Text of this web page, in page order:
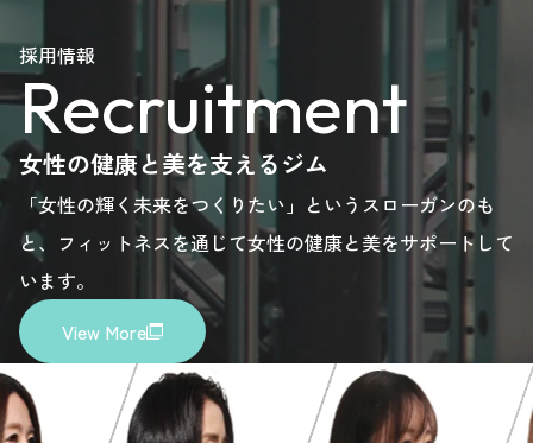
please
here.
please
here.
please
here.
please
here.
採用情報
Recruitment
女性の健康と美を支えるジム
「女性の輝く未来をつくりたい」というスローガンのも
と、フィットネスを通じて女性の健康と美をサポートして
います。
View More